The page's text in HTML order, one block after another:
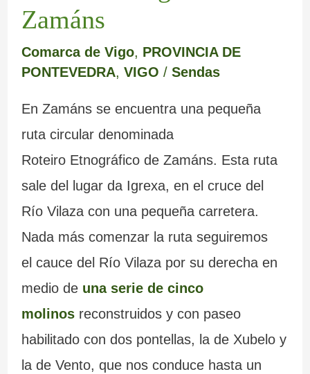
Zamáns
Comarca de Vigo, PROVINCIA DE
PONTEVEDRA, VIGO / Sendas
En Zamáns se encuentra una pequeña
ruta circular denominada
Roteiro Etnográfico de Zamáns. Esta ruta
sale del lugar da Igrexa, en el cruce del
Río Vilaza con una pequeña carretera.
Nada más comenzar la ruta seguiremos
el cauce del Río Vilaza por su derecha en
medio de una serie de cinco
molinosreconstruidos y con paseo
habilitado con dos pontellas, la de Xubelo y
la de Vento, que nos conduce hasta un